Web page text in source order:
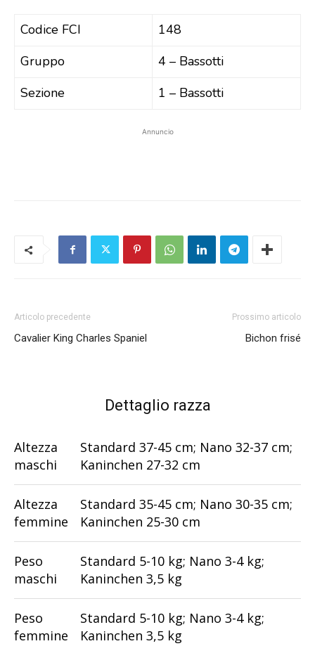
Codice FCI
148
Gruppo
4 – Bassotti
Sezione
1 – Bassotti
Annuncio
Articolo precedente
Cavalier King Charles Spaniel
Prossimo articolo
Bichon frisé
Dettaglio razza
Altezza
maschi
Standard 37-45 cm; Nano 32-37 cm;
Kaninchen 27-32 cm
Altezza
femmine
Standard 35-45 cm; Nano 30-35 cm;
Kaninchen 25-30 cm
Peso
maschi
Standard 5-10 kg; Nano 3-4 kg;
Kaninchen 3,5 kg
Peso
femmine
Standard 5-10 kg; Nano 3-4 kg;
Kaninchen 3,5 kg